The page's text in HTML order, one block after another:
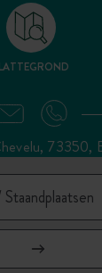
73350,